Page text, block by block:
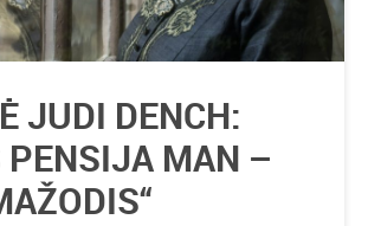
JUDI DENCH:
PENSIJA MAN –